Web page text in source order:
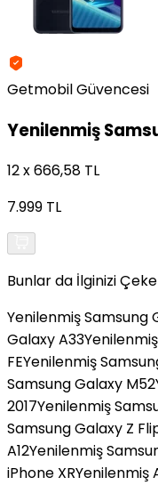
Getmobil Güvencesi
Yenilenmiş
12 x 666,58 TL
7.999 TL
Bunlar da İlginizi
Yenilenmiş Samsung
Galaxy A33
FEYenilenmiş
Samsung Galaxy M52
2017Yenilenmiş
Samsung Galaxy Z
A12Yenilenmiş
iPhone XRYenilenmiş